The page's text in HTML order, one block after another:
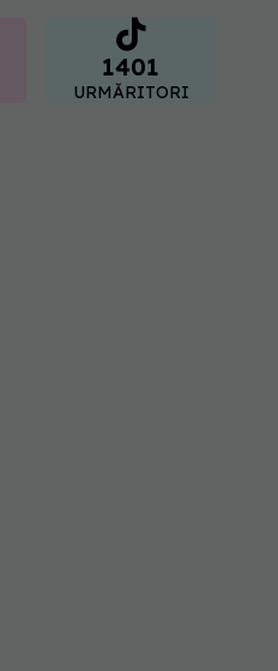
1401
URMĂRITORI